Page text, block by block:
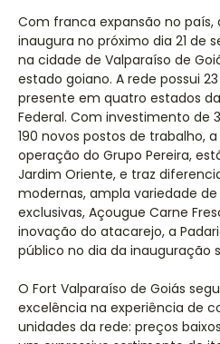
Com franca expansão no país,
inaugura no próximo dia 21 de
na cidade de Valparaíso de
estado goiano. A rede possui
presente em quatro estados
Federal. Com investimento de
190 novos postos de trabalho,
operação do Grupo Pereira,
Jardim Oriente, e traz
modernas, ampla variedade
exclusivas, Açougue Carne
inovação do atacarejo, a
público no dia da inauguração
O Fort Valparaíso de Goiás
excelência na experiência de
unidades da rede: preços